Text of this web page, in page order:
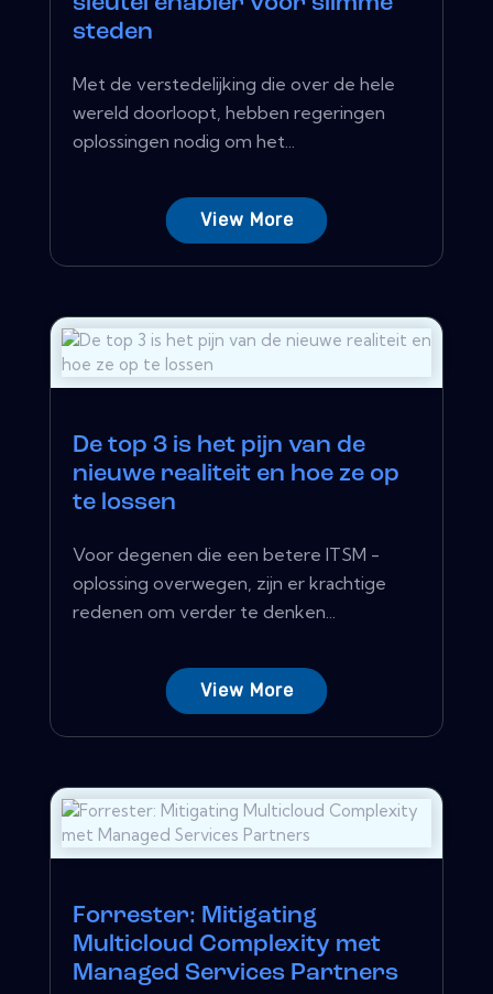
steden
Met de verstedelijking die over de hele
wereld doorloopt, hebben regeringen
oplossingen nodig om het...
View More
De top 3 is het pijn van de
nieuwe realiteit en hoe ze op
te lossen
Voor degenen die een betere ITSM -
oplossing overwegen, zijn er krachtige
redenen om verder te denken...
View More
Forrester: Mitigating
Multicloud Complexity met
Managed Services Partners